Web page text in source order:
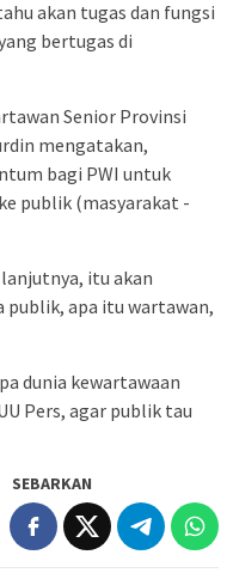
akan tugas dan fungsi
bertugas di
Senior Provinsi
mengatakan,
bagi PWI untuk
publik (masyarakat -
itu akan
publik, apa itu wartawan,
dunia kewartawaan
Pers, agar publik tau
SEBARKAN